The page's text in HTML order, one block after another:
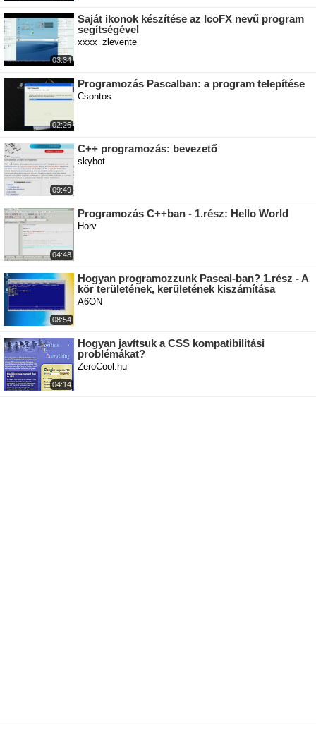
03:34
Saját ikonok készítése az IcoFX nevű program
segítségével
xxxx_zlevente
02:26
Programozás Pascalban: a program telepítése
Csontos
09:49
C++ programozás: bevezető
skybot
04:48
Programozás C++ban - 1.rész: Hello World
Horv
08:54
Hogyan programozzunk Pascal-ban? 1.rész - A
kör területének, kerületének kiszámítása
A6ON
04:14
Hogyan javítsuk a CSS kompatibilitási
problémákat?
ZeroCool.hu